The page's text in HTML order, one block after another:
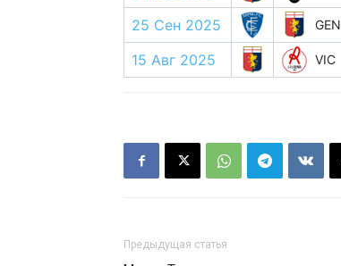
25 Сен 2025 GEN
15 Авг 2025
VIC
Предыдущая статья